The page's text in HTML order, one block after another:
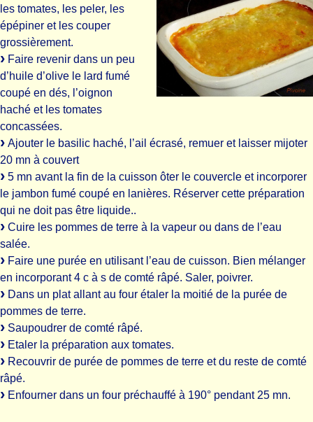
les tomates, les peler, les
épépiner et les couper
grossièrement.
Faire revenir dans un peu
d’huile d’olive le lard fumé
coupé en dés, l’oignon
haché et les tomates
concassées.
Ajouter le basilic haché, l’ail écrasé, remuer et laisser mijoter
20 mn à couvert
5 mn avant la fin de la cuisson ôter le couvercle et incorporer
le jambon fumé coupé en lanières. Réserver cette préparation
qui ne doit pas être liquide..
Cuire les pommes de terre à la vapeur ou dans de l’eau
salée.
Faire une purée en utilisant l’eau de cuisson. Bien mélanger
en incorporant 4 c à s de comté râpé. Saler, poivrer.
Dans un plat allant au four étaler la moitié de la purée de
pommes de terre.
Saupoudrer de comté râpé.
Etaler la préparation aux tomates.
Recouvrir de purée de pommes de terre et du reste de comté
râpé.
Enfourner dans un four préchauffé à 190° pendant 25 mn.